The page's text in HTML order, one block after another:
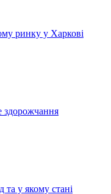
ринку у Харкові
здорожчання
та у якому стані